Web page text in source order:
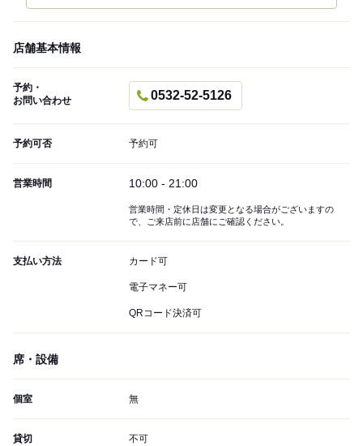
店舗基本情報
予約・
お問い合わせ
0532-52-5126
予約可否 予約可
営業時間 10:00 - 21:00
営業時間・定休日は変更となる場合がございますの
で、ご来店前に店舗にご確認ください。
支払い方法 カード可
電子マネー可
QRコード決済可
席・設備
個室 無
貸切 不可